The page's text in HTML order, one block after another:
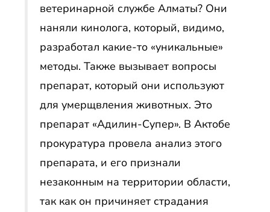
ветеринарной службе Алматы? Они
наняли кинолога, который, видимо,
разработал какие-то «уникальные»
методы. Также вызывает вопросы
препарат, который они используют
для умерщвления животных. Это
препарат «Адилин-Супер». В Актобе
прокуратура провела анализ этого
препарата, и его признали
незаконным на территории области,
так как он причиняет страдания